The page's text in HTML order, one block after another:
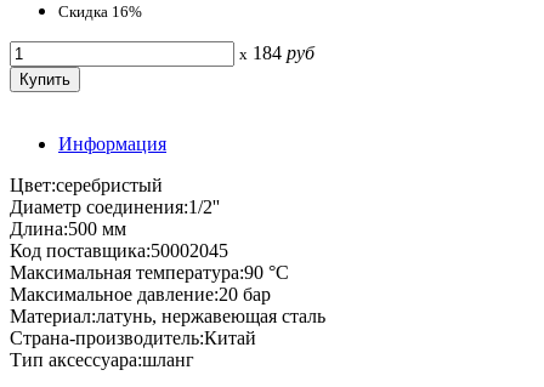
Скидка 16%
x 184 руб
Информация
Цвет:серебристый
Диаметр соединения:1/2''
Длина:500 мм
Код поставщика:50002045
Максимальная температура:90 °C
Максимальное давление:20 бар
Материал:латунь, нержавеющая сталь
Страна-производитель:Китай
Тип аксессуара:шланг